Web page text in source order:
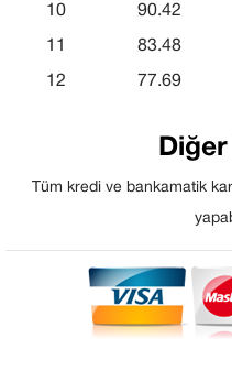
10 90.42
11 83.48
12 77.69
Tüm kredi ve bankamatik